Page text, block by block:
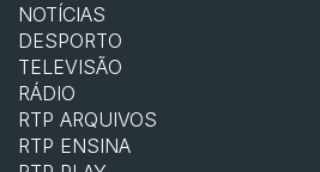
NOTÍCIAS
DESPORTO
TELEVISÃO
RÁDIO
RTP ARQUIVOS
RTP ENSINA